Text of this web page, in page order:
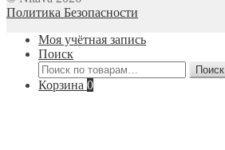
Политика Безопасности
Моя учётная запись
Поиск
Искать:
Поиск
Корзина 0